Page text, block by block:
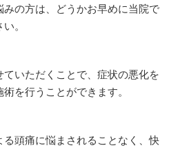
の方は、どうかお早めに当院で
。
いただくことで、症状の悪化を
を行うことができます。
る頭痛に悩まされることなく、快